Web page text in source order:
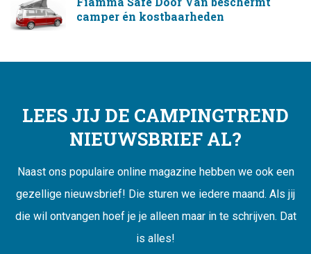
camper én kostbaarheden
LEES JIJ DE CAMPINGTREND
NIEUWSBRIEF AL?
Naast ons populaire online magazine hebben we ook een
gezellige nieuwsbrief! Die sturen we iedere maand. Als jij
die wil ontvangen hoef je je alleen maar in te schrijven. Dat
is alles!